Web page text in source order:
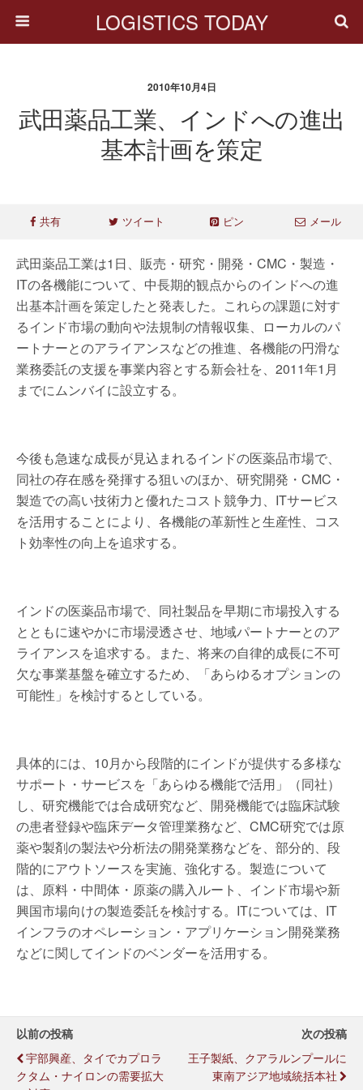
LOGISTICS TODAY
2010年10月4日
武田薬品工業、インドへの進出
基本計画を策定
共有 ツイート ピン メール
武田薬品工業は1日、販売・研究・開発・CMC・製造・
ITの各機能について、中長期的観点からのインドへの進
出基本計画を策定したと発表した。これらの課題に対す
るインド市場の動向や法規制の情報収集、ローカルのパ
ートナーとのアライアンスなどの推進、各機能の円滑な
業務委託の支援を事業内容とする新会社を、2011年1月
までにムンバイに設立する。
今後も急速な成長が見込まれるインドの医薬品市場で、
同社の存在感を発揮する狙いのほか、研究開発・CMC・
製造での高い技術力と優れたコスト競争力、ITサービス
を活用することにより、各機能の革新性と生産性、コス
ト効率性の向上を追求する。
インドの医薬品市場で、同社製品を早期に市場投入する
とともに速やかに市場浸透させ、地域パートナーとのア
ライアンスを追求する。また、将来の自律的成長に不可
欠な事業基盤を確立するため、「あらゆるオプションの
可能性」を検討するとしている。
具体的には、10月から段階的にインドが提供する多様な
サポート・サービスを「あらゆる機能で活用」（同社）
し、研究機能では合成研究など、開発機能では臨床試験
の患者登録や臨床データ管理業務など、CMC研究では原
薬や製剤の製法や分析法の開発業務などを、部分的、段
階的にアウトソースを実施、強化する。製造について
は、原料・中間体・原薬の購入ルート、インド市場や新
興国市場向けの製造委託を検討する。ITについては、IT
インフラのオペレーション・アプリケーション開発業務
などに関してインドのベンダーを活用する。
以前の投稿
宇部興産、タイでカプロラ
クタム・ナイロンの需要拡大
次の投稿
王子製紙、クアラルンプールに
東南アジア地域統括本社